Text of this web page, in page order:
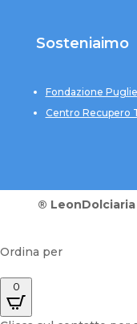
Sosteniaimo
Fondazione
Centro Recupero
®
Ordina per
0